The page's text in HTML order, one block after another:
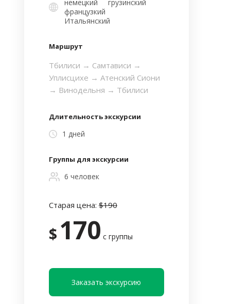
немецкий
грузинский
французкий
Итальянский
Маршрут
Тбилиси → Самтависи →
Уплисцихе → Атенский Сиони
→ Винодельня → Тбилиси
Длительность экскурсии
1 дней
Группы для экскурсии
6 человек
Старая цена:$190
$ 170 с группы
Заказать экскурсию